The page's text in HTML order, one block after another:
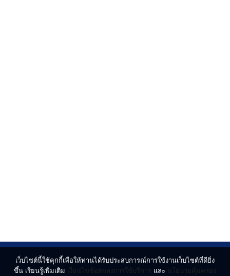
เว็บไซต์นี้ใช้คุกกี้เพื่อให้ท่านได้รับประสบการณ์การใช้งานเว็บไซต์ที่ดียิ่ง
ขึ้น เรียนรู้เพิ่มเติม เงื่อนไขข้อตกลงการใช้บริการ และ นโยบายคุ้มครอง